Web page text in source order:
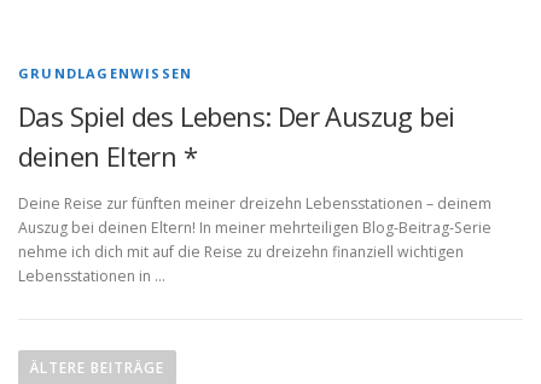
GRUNDLAGENWISSEN
Das Spiel des Lebens: Der Auszug bei
deinen Eltern *
Deine Reise zur fünften meiner dreizehn Lebensstationen – deinem
Auszug bei deinen Eltern! In meiner mehrteiligen Blog-Beitrag-Serie
nehme ich dich mit auf die Reise zu dreizehn finanziell wichtigen
Lebensstationen in …
eÄLTERE BEITRÄGE